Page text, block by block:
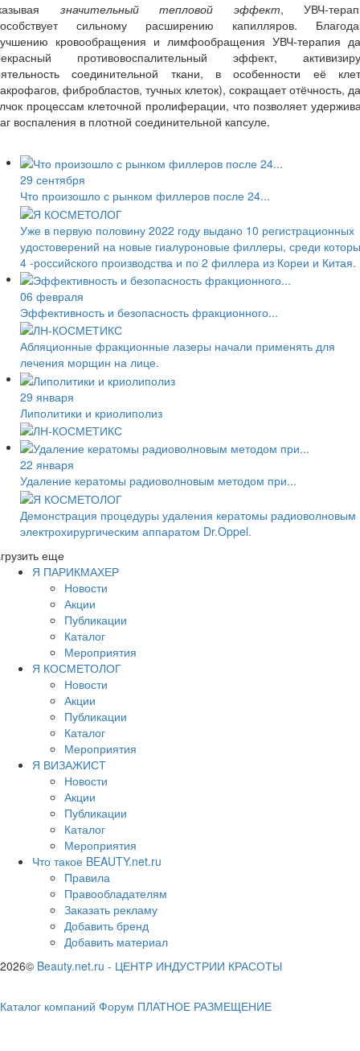
значительный тепловой эффект, УВЧ-
сильному расширению капилляров.
кровообращения и лимфообращения УВЧ-терапия
противовоспалительный эффект,
соединительной ткани, в особенности её
фибробластов, тучных клеток), сокращает отёчность,
процессам клеточной пролиферации, что позволяет
воспаления в плотной соединительной капсуле.
29 сентября
Что произошло с рынком филлеров после 24...
Уже в первую половину 2022 году выдано 10 регистрационных
удостоверений на новые гиалуроновые филлеры, среди
4 -российского производства и по 2 филлера из Кореи и Китая.
06 февраля
Эффективность и безопасность фракционного...
Абляционные фракционные лазеры начали применять для
лечения морщин на лице.
29 января
Липолитики и криолиполиз
22 января
Удаление кератомы радиоволновым методом при...
Демонстрация процедуры удаления кератомы радиоволновым
электрохирургическим аппаратом Dr.Oppel.
еще
Я ПАРИКМАХЕР
Новости
Акции
Публикации
Каталог
Мероприятия
Я КОСМЕТОЛОГ
Новости
Акции
Публикации
Каталог
Мероприятия
Я ВИЗАЖИСТ
Новости
Акции
Публикации
Каталог
Мероприятия
Что такое BEAUTY.net.ru
Правила
Правообладателям
Заказать рекламу
Добавить бренд
Добавить материал
2026© Beauty.net.ru - ЦЕНТР ИНДУСТРИИ КРАСОТЫ
Каталог компаний Форум ПЛАТНОЕ РАЗМЕЩЕНИЕ